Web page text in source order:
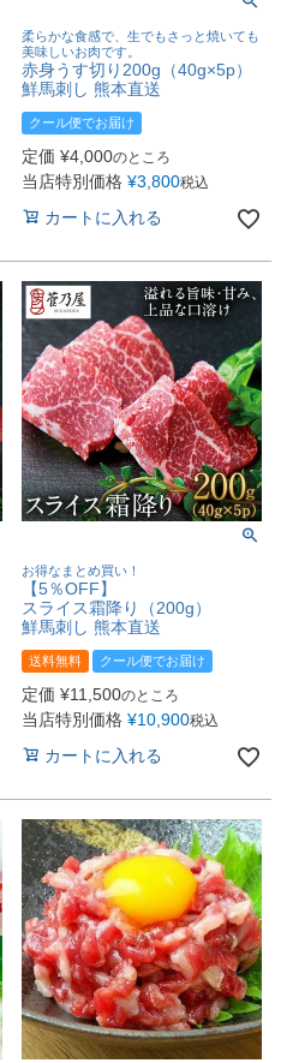
柔らかな食感で、生でもさっと焼いても
美味しいお肉です。
赤身うす切り200g（40g×5p）
鮮馬刺し 熊本直送
クール便でお届け
定価 ¥4,000のところ
当店特別価格 ¥3,800税込
カートに入れる
お得なまとめ買い！
【5％OFF】
スライス霜降り（200g）
鮮馬刺し 熊本直送
送料無料 クール便でお届け
定価 ¥11,500のところ
当店特別価格 ¥10,900税込
カートに入れる